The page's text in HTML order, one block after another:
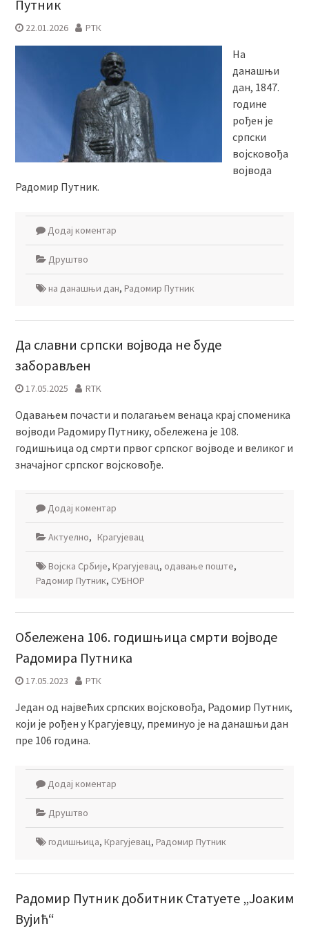
Путник
22.01.2026 РТК
На
данашњи
дан, 1847.
године
рођен је
српски
војсковођа
војвода
Радомир Путник.
Додај коментар
Друштво
на данашњи дан, Радомир Путник
Да славни српски војвода не буде
заборављен
17.05.2025 RTK
Одавањем почасти и полагањем венаца крај споменика
војводи Радомиру Путнику, обележена је 108.
годишњица од смрти првог српског војводе и великог и
значајног српског војсковође.
Додај коментар
Актуелно, Крагујевац
Војска Србије, Крагујевац, одавање поште,
Радомир Путник, СУБНОР
Обележена 106. годишњица смрти војводе
Радомира Путника
17.05.2023 РТК
Један од највећих српских војсковођа, Радомир Путник,
који је рођен у Крагујевцу, преминуо је на данашњи дан
пре 106 година.
Додај коментар
Друштво
годишњица, Крагујевац, Радомир Путник
Радомир Путник добитник Статуете „Јоаким
Вујић“